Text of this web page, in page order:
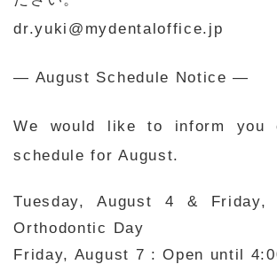
dr.yuki@mydentaloffice.jp
— August Schedule Notice —
We would like to inform you
schedule for August.
Tuesday, August 4 &
Orthodontic Day
Friday, August 7 : Open until